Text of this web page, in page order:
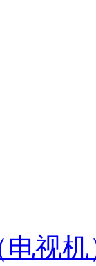
电视机